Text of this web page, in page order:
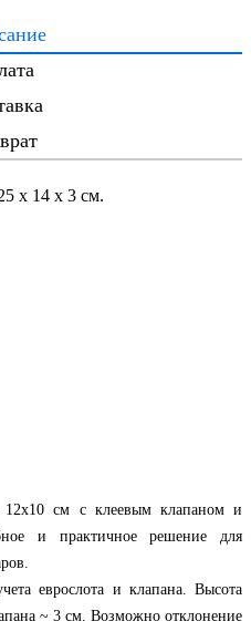
x 14 x 3 см.
12x10 см с клеевым клапаном и
и практичное решение для
еврослота и клапана. Высота
~ 3 см. Возможно отклонение